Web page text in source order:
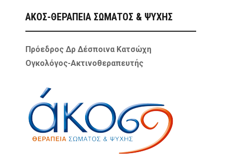
ΑΚΟΣ-ΘΕΡΑΠΕΙΑ ΣΩΜΑΤΟΣ & ΨΥΧΗΣ
Πρόεδρος Δρ Δέσποινα Κατσώχη
Ογκολόγος-Ακτινοθεραπευτής